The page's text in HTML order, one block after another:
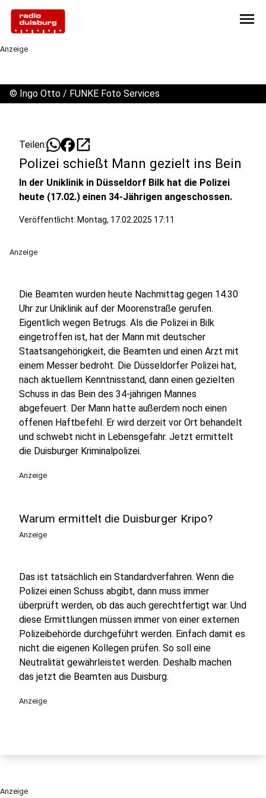
menu
Anzeige
© Ingo Otto / FUNKE Foto Services
Teilen: open_in_new
Polizei schießt Mann gezielt ins Bein
In der Uniklinik in Düsseldorf Bilk hat die Polizei
heute (17.02.) einen 34-Jährigen angeschossen.
Veröffentlicht: Montag, 17.02.2025 17:11
Anzeige
Die Beamten wurden heute Nachmittag gegen 14.30
Uhr zur Uniklinik auf der Moorenstraße gerufen.
Eigentlich wegen Betrugs. Als die Polizei in Bilk
eingetroffen ist, hat der Mann mit deutscher
Staatsangehörigkeit, die Beamten und einen Arzt mit
einem Messer bedroht. Die Düsseldorfer Polizei hat,
nach aktuellem Kenntnisstand, dann einen gezielten
Schuss in das Bein des 34-jährigen Mannes
abgefeuert. Der Mann hatte außerdem noch einen
offenen Haftbefehl. Er wird derzeit vor Ort behandelt
und schwebt nicht in Lebensgefahr. Jetzt ermittelt
die Duisburger Kriminalpolizei.
Anzeige
Warum ermittelt die Duisburger Kripo?
Anzeige
Das ist tatsächlich ein Standardverfahren. Wenn die
Polizei einen Schuss abgibt, dann muss immer
überprüft werden, ob das auch gerechtfertigt war. Und
diese Ermittlungen müssen immer von einer externen
Polizeibehörde durchgeführt werden. Einfach damit es
nicht die eigenen Kollegen prüfen. So soll eine
Neutralität gewährleistet werden. Deshalb machen
das jetzt die Beamten aus Duisburg.
Anzeige
Anzeige